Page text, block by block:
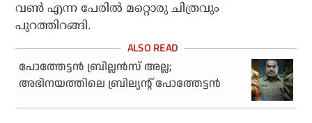
വണ്‍ എന്ന പേരില്‍ മറ്റൊരു ചിത്രവും
പുറത്തിറങ്ങി.
പോത്തേട്ടന്‍ ബ്രില്ലന്‍സ് അല്ല;
അഭിനയത്തിലെ ബ്രില്യന്റ് പോത്തേട്ടന്‍